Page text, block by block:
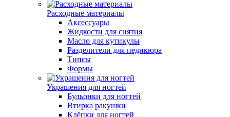
Расходные материалы
Аксессуары
Жидкости для снятия
Масло для кутикулы
Разделители для педикюра
Типсы
Формы
Украшения для ногтей
Бульонки для ногтей
Втирка ракушки
Клёпки для ногтей